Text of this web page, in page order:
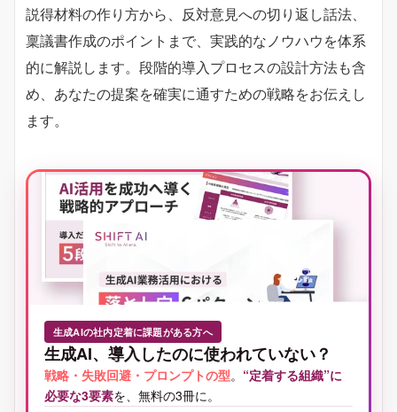
説得材料の作り方から、反対意見への切り返し話法、
稟議書作成のポイントまで、実践的なノウハウを体系
的に解説します。段階的導入プロセスの設計方法も含
め、あなたの提案を確実に通すための戦略をお伝えし
ます。
生成AIの社内定着に課題がある方へ
生成AI、導入したのに使われていない？
戦略・失敗回避・プロンプトの型。 “定着する組織”に
必要な3要素を、無料の3冊に。